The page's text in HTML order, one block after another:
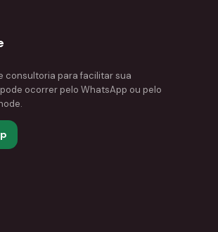
consultoria para facilitar sua
ocorrer pelo WhatsApp ou pelo